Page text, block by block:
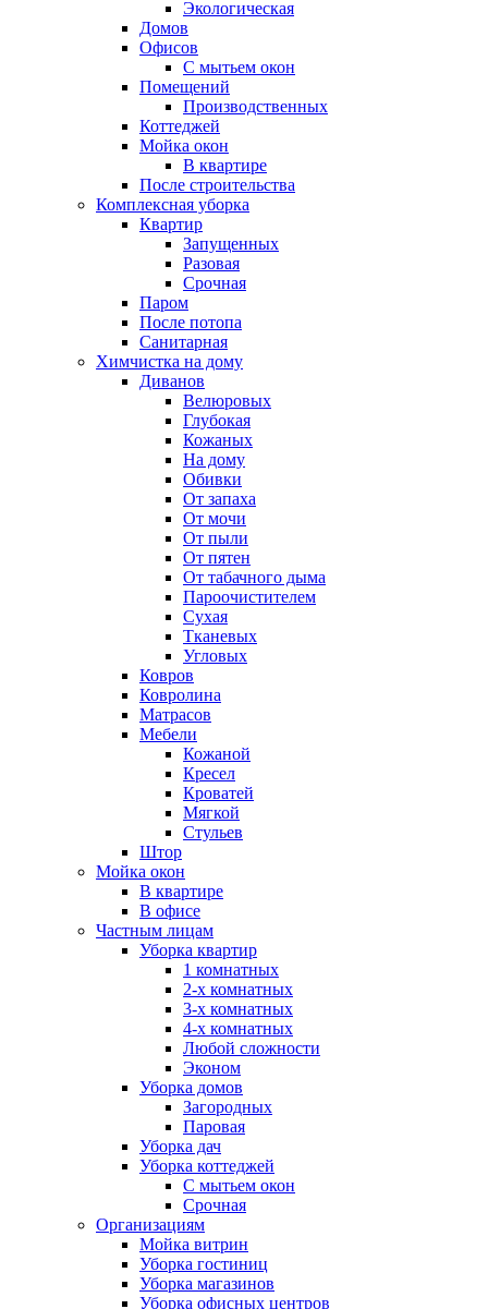
Экологическая
Домов
Офисов
С мытьем окон
Помещений
Производственных
Коттеджей
Мойка окон
В квартире
После строительства
Комплексная уборка
Квартир
Запущенных
Разовая
Срочная
Паром
После потопа
Санитарная
Химчистка на дому
Диванов
Велюровых
Глубокая
Кожаных
На дому
Обивки
От запаха
От мочи
От пыли
От пятен
От табачного дыма
Пароочистителем
Сухая
Тканевых
Угловых
Ковров
Ковролина
Матрасов
Мебели
Кожаной
Кресел
Кроватей
Мягкой
Стульев
Штор
Мойка окон
В квартире
В офисе
Частным лицам
Уборка квартир
1 комнатных
2-х комнатных
3-х комнатных
4-х комнатных
Любой сложности
Эконом
Уборка домов
Загородных
Паровая
Уборка дач
Уборка коттеджей
С мытьем окон
Срочная
Организациям
Мойка витрин
Уборка гостиниц
Уборка магазинов
Уборка офисных центров